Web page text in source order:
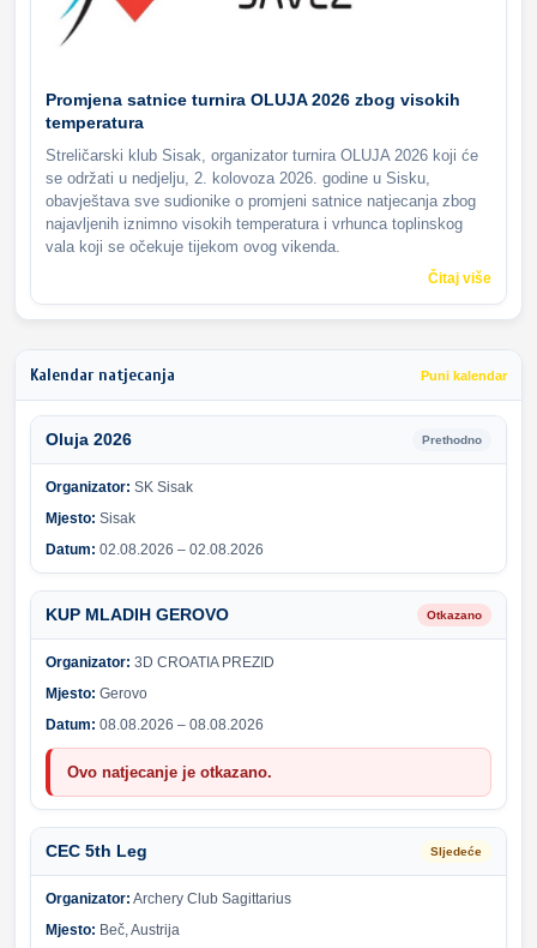
Promjena satnice turnira OLUJA 2026 zbog visokih
temperatura
Streličarski klub Sisak, organizator turnira OLUJA 2026 koji će
se održati u nedjelju, 2. kolovoza 2026. godine u Sisku,
obavještava sve sudionike o promjeni satnice natjecanja zbog
najavljenih iznimno visokih temperatura i vrhunca toplinskog
vala koji se očekuje tijekom ovog vikenda.
Čitaj više
Kalendar natjecanja Puni kalendar
Oluja 2026 Prethodno
Organizator: SK Sisak
Mjesto: Sisak
Datum: 02.08.2026 – 02.08.2026
KUP MLADIH GEROVO Otkazano
Organizator: 3D CROATIA PREZID
Mjesto: Gerovo
Datum: 08.08.2026 – 08.08.2026
Ovo natjecanje je otkazano.
CEC 5th Leg Sljedeće
Organizator: Archery Club Sagittarius
Mjesto: Beč, Austrija